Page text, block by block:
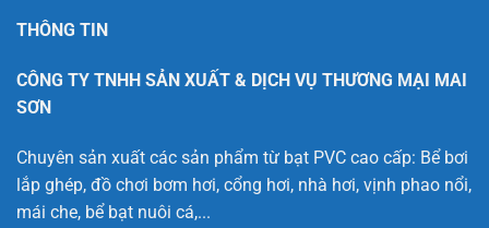
THÔNG TIN
CÔNG TY TNHH SẢN XUẤT & DỊCH VỤ THƯƠNG MẠI MAI
SƠN
Chuyên sản xuất các sản phẩm từ bạt PVC cao cấp: Bể bơi
lắp ghép, đồ chơi bơm hơi, cổng hơi, nhà hơi, vịnh phao nổi,
mái che, bể bạt nuôi cá,...